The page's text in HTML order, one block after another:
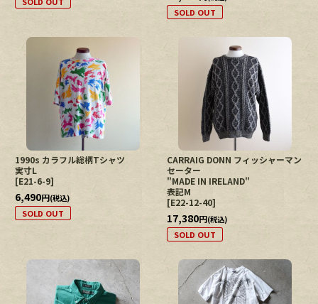
SOLD OUT
1990s カラフル総柄Tシャツ
実寸L
[E21-6-9]
6,490円(税込)
SOLD OUT
CARRAIG DONN フィッシャーマン
セーター
"MADE IN IRELAND"
表記M
[E22-12-40]
17,380円(税込)
SOLD OUT